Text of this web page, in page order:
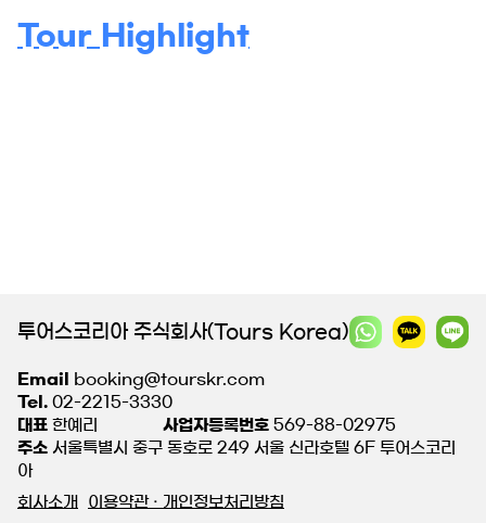
Tour Highlight
투어스코리아 주식회사(Tours Korea)
Email
booking@tourskr.com
Tel. 02-2215-3330
대표 한예리 사업자등록번호 569-88-02975
주소 서울특별시 중구 동호로 249 서울 신라호텔 6F 투어스코리
아
회사소개
이용약관 · 개인정보처리방침